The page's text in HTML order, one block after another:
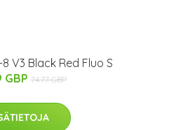
V3 Black Red Fluo S
GBP 74.77 GBP